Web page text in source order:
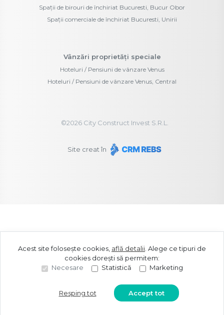
Spații de birouri de închiriat Bucuresti, Bucur Obor
Spații comerciale de închiriat Bucuresti, Unirii
Vânzări proprietăți speciale
Hoteluri / Pensiuni de vânzare Venus
Hoteluri / Pensiuni de vânzare Venus, Central
©2026City Construct Invest S.R.L.
Site creat în
Acest site folosește cookies, află detalii Alege ce tipuri de
cookies dorești să permitem:
Necesare
Statistică Marketing
Resping tot Accept tot